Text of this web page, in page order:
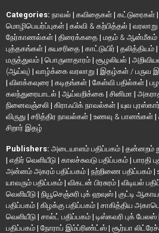
Categories: நாவல் | கவிதைகள் | கட்டுரைகள் |
மொழிபெயர்ப்புகள் | கல்வி & கற்பித்தல் | வரலாறு
நேர்காணல்கள் | திரைக்கதை | மதம் & ஆன்மீகம்
புத்தகங்கள் | சுயசரிதை | காட்டுயிர் | தலித்தியம் |
மருத்துவம் | பொருளாதாரம் | சூழலியல் |
(ஆய்வு) | வாழ்க்கை வரலாறு | இதழ்கள் / பருவ
| விளக்கவுரை | கடிதங்கள் | கேள்வி பதில்கள் |
கலந்துரையாடல் | ஆய்வறிக்கை | சினிமா |
நினைவஞ்சலி | கிராஃபிக் நாவல்கள் | யுவ
விருது | சரித்திர நாவல்கள் | உணவு & பானங்கள் |
சிறார் இதழ்
Publishers: அடையாளம் பதிப்பகம் | தன்னறம்
| எதிர் வெளியீடு | காலச்சுவடு பதிப்பகம் | பாரதி
அன்னம் அகரம் பதிப்பகம் | நற்றிணை பதிப்பகம் |
யாவரும் பதிப்பகம் | விகடன் பிரசுரம் | விடியல்
வெளியீடு | நியூசெஞ்சுரி புக் ஹவுஸ் | குட்டி
பதிப்பகம் | கிழக்கு பதிப்பகம் | சாகித்திய
வெளியீடு | சால்ட் பதிப்பகம் | டிஸ்கவரி புக் பேலஸ் |
பதிப்பகம் | நோராப் இம்ப்ரிண்ட்ஸ் | சூர்யா